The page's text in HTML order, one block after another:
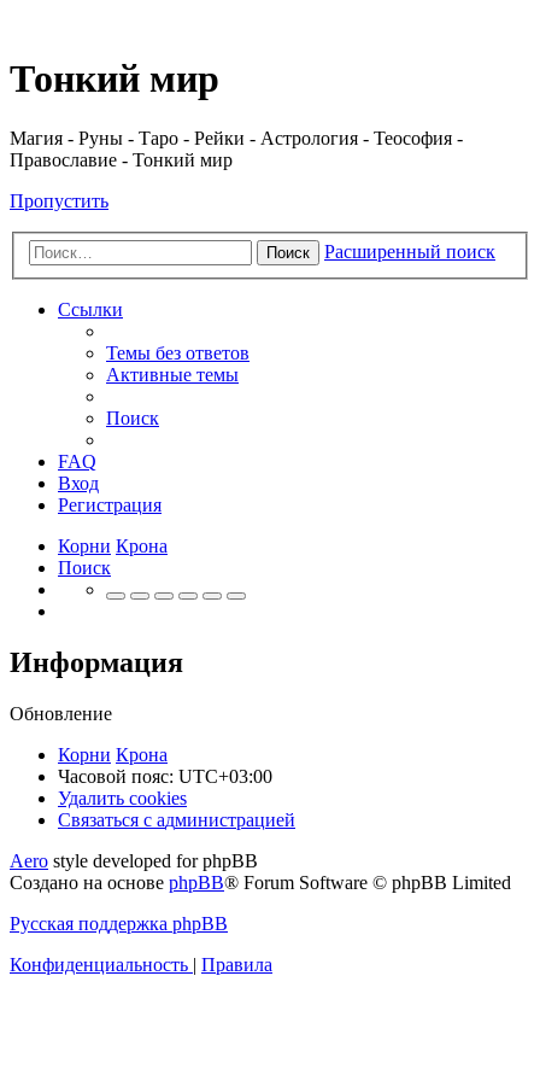
Тонкий мир
Магия - Руны - Таро - Рейки - Астрология - Теософия -
Православие - Тонкий мир
Пропустить
Поиск Расширенный поиск
Ссылки
Темы без ответов
Активные темы
Поиск
FAQ
Вход
Регистрация
Корни Крона
Поиск
Информация
Обновление
Корни Крона
Часовой пояс: UTC+03:00
Удалить cookies
Связаться
администрацией
Связаться с администрацией
Aero style developed for phpBB
Создано на основе phpBB® Forum Software © phpBB Limited
Русская поддержка phpBB
Конфиденциальность | Правила